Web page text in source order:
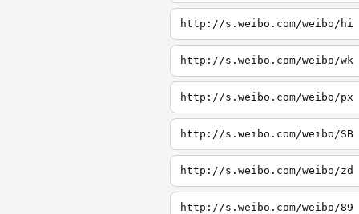
http://s.weibo.com/weibo/hi
http://s.weibo.com/weibo/wk
http://s.weibo.com/weibo/px
http://s.weibo.com/weibo/SB
http://s.weibo.com/weibo/zd
http://s.weibo.com/weibo/89